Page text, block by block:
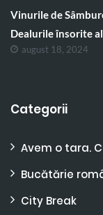
Vinurile de
Dealurile însorite
august 18, 2024
Categorii
Avem o tara.
Bucătărie
City Break